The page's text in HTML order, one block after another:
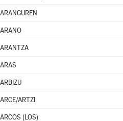
ARANGUREN
ARANO
ARANTZA
ARAS
ARBIZU
ARCE/ARTZI
ARCOS (LOS)